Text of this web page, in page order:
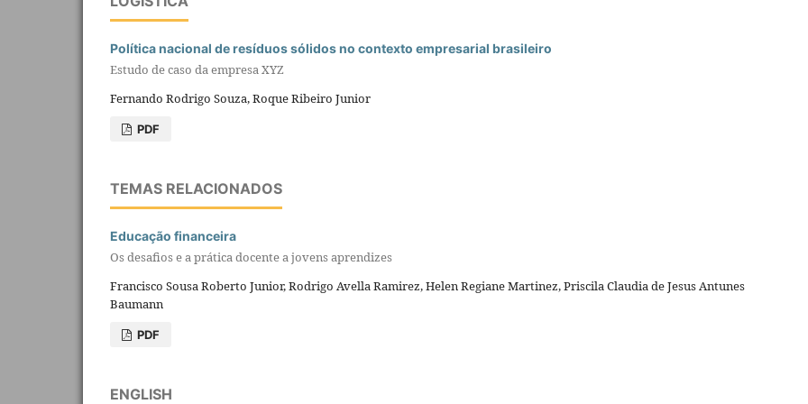
Política nacional de resíduos sólidos no contexto empresarial brasileiro
Estudo de caso da empresa XYZ
Fernando Rodrigo Souza, Roque Ribeiro Junior
PDF
TEMAS RELACIONADOS
Educação financeira
Os desafios e a prática docente a jovens aprendizes
Francisco Sousa Roberto Junior, Rodrigo Avella Ramirez, Helen Regiane Martinez, Priscila Claudia de Jesus Antunes
Baumann
PDF
ENGLISH